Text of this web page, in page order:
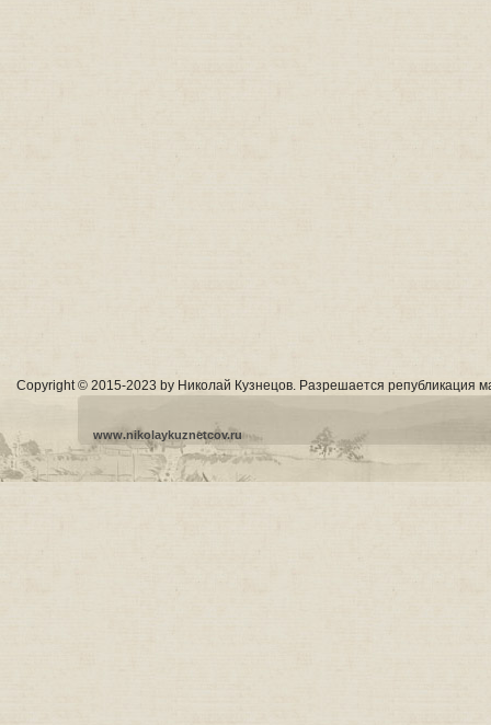
Copyright © 2015-2023 by Николай Кузнецов. Разрешается републикация
www.nikolaykuznetcov.ru